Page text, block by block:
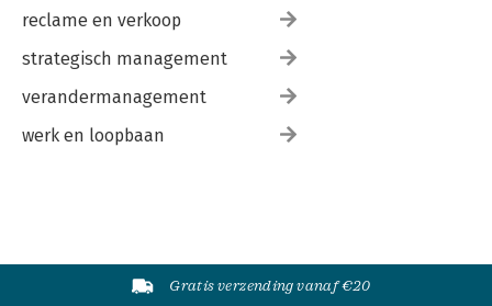
reclame en verkoop
strategisch management
verandermanagement
werk en loopbaan
Gratis verzending vanaf €20